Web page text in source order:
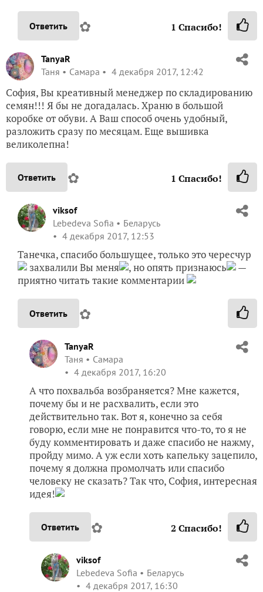
Ответить ✿ 1 Спасибо!
TanyaR
Таня
Самара 4 декабря 2017, 12:42
София, Вы креативный менеджер по складированию
семян!!! Я бы не догадалась. Храню в большой
коробке от обуви. А Ваш способ очень удобный,
разложить сразу по месяцам. Еще вышивка
великолепна!
Ответить ✿ 1 Спасибо!
viksof
Lebedeva Sofia
Беларусь
4 декабря 2017, 12:53
Танечка, спасибо большущее, только это чересчур
захвалили Вы меня
, но опять признаюсь
—
приятно читать такие комментарии
Ответить ✿
TanyaR
Таня
Самара
4 декабря 2017, 16:20
А что похвальба возбраняется? Мне кажется,
почему бы и не расхвалить, если это
действительно так. Вот я, конечно за себя
говорю, если мне не понравится что-то, то я не
буду комментировать и даже спасибо не нажму,
пройду мимо. А уж если хоть капельку зацепило,
почему я должна промолчать или спасибо
человеку не сказать? Так что, София, интересная
идея!
Ответить ✿ 2 Спасибо!
viksof
Lebedeva Sofia
Беларусь
4 декабря 2017, 16:30